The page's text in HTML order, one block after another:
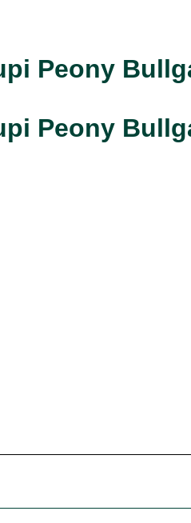
Peony
Peony